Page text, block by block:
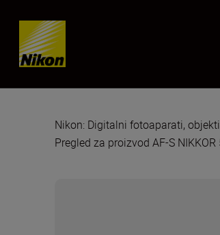
Skip content
Nikon: Digitalni fotoaparati,
Pregled za proizvod AF-S